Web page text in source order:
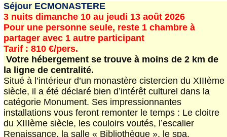
Séjour ECMONASTERE
3 nuits dimanche 10 au jeudi 13 août 2026
Pour une personne seule, reste 1 chambre à
partager avec 1 autre participant
Tarif : 810 €/pers.
Votre hébergement se trouve à moins de 2 km de
la ligne de centralité.
Situé à l’intérieur d’un monastère cistercien du XIIIème
siècle, il a été déclaré bien d’intérêt culturel dans la
catégorie Monument. Ses impressionnantes
installations vous feront remonter le temps : Le cloitre
du XIIIème siècle, les couloirs voutés, l’escalier
Renaissance, la salle « Bibliothèque », le spa.